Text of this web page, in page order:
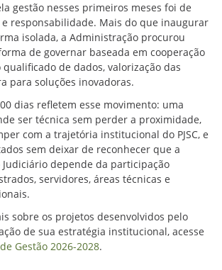
gestão nesses primeiros meses foi de
e responsabilidade. Mais do que inaugurar
isolada, a Administração procurou
de governar baseada em cooperação
de dados, valorização das
para soluções inovadoras.
dias refletem esse movimento: uma
ser técnica sem perder a proximidade,
com a trajetória institucional do PJSC, e
sem deixar de reconhecer que a
depende da participação
servidores, áreas técnicas e
sobre os projetos desenvolvidos pelo
de sua estratégia institucional, acesse
Gestão 2026-2028.